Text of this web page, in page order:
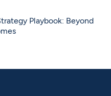
Playbook: Beyond